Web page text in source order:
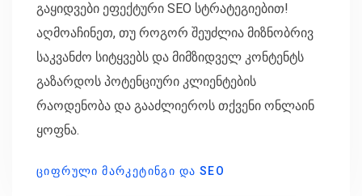
გაყიდვები ეფექტური SEO სტრატეგიებით!
აღმოაჩინეთ, თუ როგორ შეუძლია მიზნობრივ
საკვანძო სიტყვებს და მიმზიდველ კონტენტს
გაზარდოს პოტენციური კლიენტების
რაოდენობა და გააძლიეროს თქვენი ონლაინ
ყოფნა.
ᲪᲘᲤᲠᲣᲚᲘ ᲛᲐᲠᲙᲔᲢᲘᲜᲒᲘ ᲓᲐ SEO